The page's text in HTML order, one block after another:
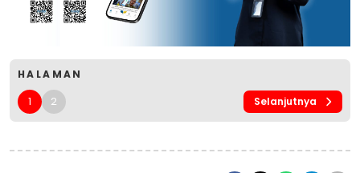
HALAMAN
1 2 Selanjutnya